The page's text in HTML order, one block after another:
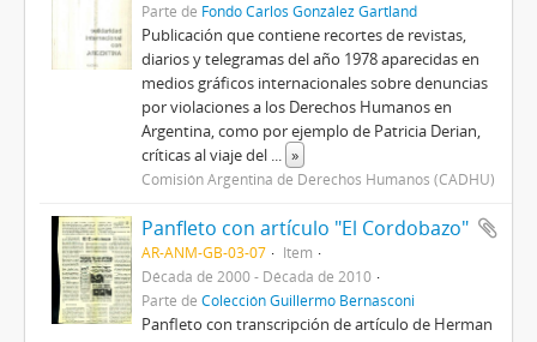
Parte de Fondo Carlos González Gartland
Publicación que contiene recortes de revistas,
diarios y telegramas del año 1978 aparecidas en
medios gráficos internacionales sobre denuncias
por violaciones a los Derechos Humanos en
Argentina, como por ejemplo de Patricia Derian,
críticas al viaje del ... »
Comisión Argentina de Derechos Humanos (CADHU)
Panfleto con artículo "El Cordobazo"
AR-ANM-GB-03-07
Item
Década de 2000 - Década de 2010
Parte de Colección Guillermo Bernasconi
Panfleto con transcripción de artículo de Herman